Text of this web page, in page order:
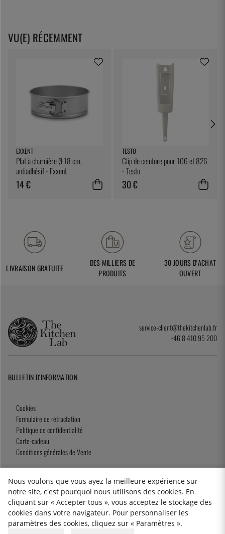
VU(E) RÉCEMMENT
EXXENT
Plat à charnière Ø 18 cm,
antiadhésif - Exxent
14 €
TESTO
Clip de ceinture pour 106 et 826
- Testo
30 €
LIVRAISON GRATUITE
DES MILLIERS DE
PRODUITS
30 JOURS D'ACHAT
OUVERT
service-client@thekitchenlab.fr
+46 8 410 95 200
BULLETIN D'INFORMATION
Cookies
Formulaire de rétractation
Politique de confidentialité
Carte-cadeau
Conditions générales de Vente
2026 KitchenLab AB
Nous voulons que vous ayez la meilleure expérience sur
notre site, c'est pourquoi nous utilisons des cookies. En
cliquant sur « Accepter tous », vous acceptez le stockage des
cookies dans votre navigateur. Pour personnaliser les
paramètres des cookies, cliquez sur « Paramètres ».